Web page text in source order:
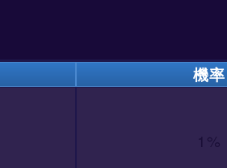
機率
1%